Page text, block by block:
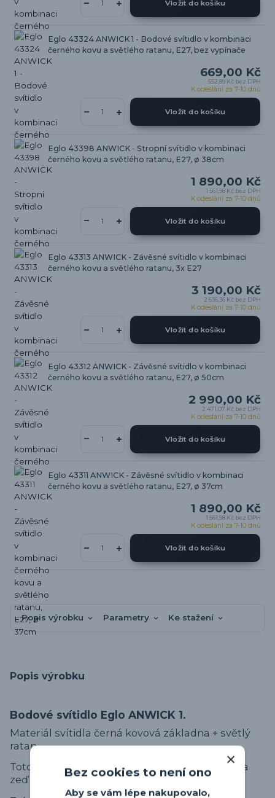
Vložit do košíku
Eglo 43324 ANWICK 1 - Bodové svítidlo v kombinaci
černého kovu a světlého ratanu, E27, bez vypínače
669,00 Kč
552,89 Kč bez DPH
K odeslání za 7-10 dnů
Vložit do košíku
Eglo 43398 ANWICK - Stropní svítidlo v kombinaci
černého kovu a světlého ratanu, E27, ø 38cm
1 890,00 Kč
1 561,98 Kč bez DPH
K odeslání za 7-10 dnů
Vložit do košíku
Eglo 43313 ANWICK - Závěsné svítidlo v kombinaci
černého kovu a světlého ratanu, 3x E27
3 190,00 Kč
2 636,36 Kč bez DPH
K odeslání za 7-10 dnů
Vložit do košíku
Eglo 43312 ANWICK - Závěsné svítidlo v kombinaci
černého kovu a světlého ratanu, E27, ø 50cm
2 990,00 Kč
2 471,07 Kč bez DPH
K odeslání za 7-10 dnů
Vložit do košíku
Eglo 43311 ANWICK - Závěsné svítidlo v kombinaci
černého kovu a světlého ratanu, E27, ø 37cm
1 890,00 Kč
1 561,98 Kč bez DPH
K odeslání za 7-10 dnů
Vložit do košíku
Popis výrobku Parametry Ke stažení
Popis výrobku
Bodové svítidlo Eglo ANWICK 1.
Materiál svítidla černá kovová základna + světlý
ratan.
Toto svítidlo je možné umístit jako lampičku na
zeď nad postel, gauč nebo křeslo.
Bez cookies to není ono
Aby se vám lépe nakupovalo,